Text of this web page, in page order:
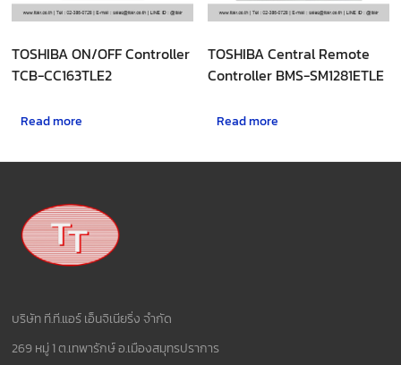
TOSHIBA ON/OFF Controller
TCB-CC163TLE2
Read more
TOSHIBA Central Remote
Controller BMS-SM1281ETLE
Read more
บริษัท ที.ที.แอร์ เอ็นจิเนียริ่ง จำกัด
269 หมู่ 1 ต.เทพารักษ์ อ.เมืองสมุทรปราการ